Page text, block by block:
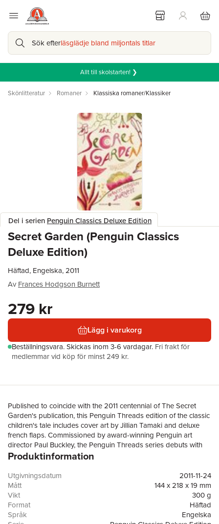
Sök efterläsglädje bland miljontals titlar
Allt till skolstarten! ❯
Skönlitteratur Romaner Klassiska romaner/Klassiker
Del i serien Penguin Classics Deluxe Edition
Secret Garden (Penguin Classics
Deluxe Edition)
Häftad, Engelska, 2011
Av Frances Hodgson Burnett
279 kr
Lägg i varukorg
Beställningsvara.Skickas inom 3-6 vardagar. Fri frakt för
medlemmar vid köp för minst 249 kr.
Published to coincide with the 2011 centennial of The Secret
Garden's publication, this Penguin Threads edition of the classic
children's tale includes cover art by Jillian Tamaki and deluxe
french flaps. Commissioned by award-winning Penguin art
director Paul Buckley, the Penguin Threads series debuts with
cover art by Jillian Tamaki for three gift-worthy Penguin Classics.
stitched using needle and thread, the final covers are sculpt
embossed for a tactile, textured, and beautiful book design that
will appeal to the Etsy(tm)-loving world of handmade crafts.
Produktinformation
Utgivningsdatum
2011-11-24
Mått
144 x 218 x 19 mm
Vikt
300 g
Format
Häftad
Språk
Engelska